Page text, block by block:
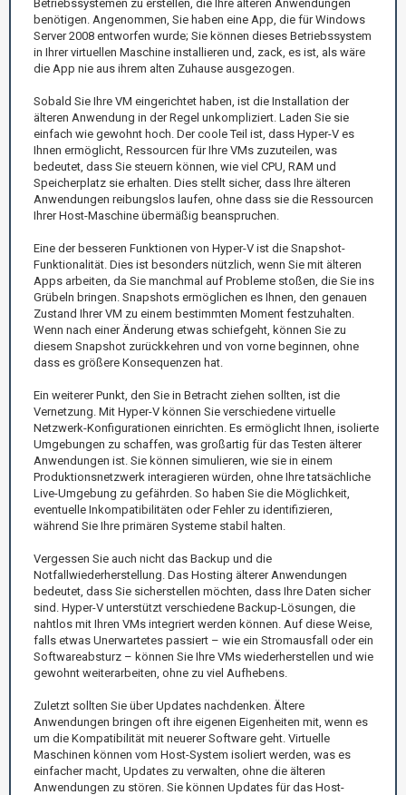
Betriebssystemen zu erstellen, die Ihre älteren Anwendungen
benötigen. Angenommen, Sie haben eine App, die für Windows
Server 2008 entworfen wurde; Sie können dieses Betriebssystem
in Ihrer virtuellen Maschine installieren und, zack, es ist, als wäre
die App nie aus ihrem alten Zuhause ausgezogen.
Sobald Sie Ihre VM eingerichtet haben, ist die Installation der
älteren Anwendung in der Regel unkompliziert. Laden Sie sie
einfach wie gewohnt hoch. Der coole Teil ist, dass Hyper-V es
Ihnen ermöglicht, Ressourcen für Ihre VMs zuzuteilen, was
bedeutet, dass Sie steuern können, wie viel CPU, RAM und
Speicherplatz sie erhalten. Dies stellt sicher, dass Ihre älteren
Anwendungen reibungslos laufen, ohne dass sie die Ressourcen
Ihrer Host-Maschine übermäßig beanspruchen.
Eine der besseren Funktionen von Hyper-V ist die Snapshot-
Funktionalität. Dies ist besonders nützlich, wenn Sie mit älteren
Apps arbeiten, da Sie manchmal auf Probleme stoßen, die Sie ins
Grübeln bringen. Snapshots ermöglichen es Ihnen, den genauen
Zustand Ihrer VM zu einem bestimmten Moment festzuhalten.
Wenn nach einer Änderung etwas schiefgeht, können Sie zu
diesem Snapshot zurückkehren und von vorne beginnen, ohne
dass es größere Konsequenzen hat.
Ein weiterer Punkt, den Sie in Betracht ziehen sollten, ist die
Vernetzung. Mit Hyper-V können Sie verschiedene virtuelle
Netzwerk-Konfigurationen einrichten. Es ermöglicht Ihnen, isolierte
Umgebungen zu schaffen, was großartig für das Testen älterer
Anwendungen ist. Sie können simulieren, wie sie in einem
Produktionsnetzwerk interagieren würden, ohne Ihre tatsächliche
Live-Umgebung zu gefährden. So haben Sie die Möglichkeit,
eventuelle Inkompatibilitäten oder Fehler zu identifizieren,
während Sie Ihre primären Systeme stabil halten.
Vergessen Sie auch nicht das Backup und die
Notfallwiederherstellung. Das Hosting älterer Anwendungen
bedeutet, dass Sie sicherstellen möchten, dass Ihre Daten sicher
sind. Hyper-V unterstützt verschiedene Backup-Lösungen, die
nahtlos mit Ihren VMs integriert werden können. Auf diese Weise,
falls etwas Unerwartetes passiert – wie ein Stromausfall oder ein
Softwareabsturz – können Sie Ihre VMs wiederherstellen und wie
gewohnt weiterarbeiten, ohne zu viel Aufhebens.
Zuletzt sollten Sie über Updates nachdenken. Ältere
Anwendungen bringen oft ihre eigenen Eigenheiten mit, wenn es
um die Kompatibilität mit neuerer Software geht. Virtuelle
Maschinen können vom Host-System isoliert werden, was es
einfacher macht, Updates zu verwalten, ohne die älteren
Anwendungen zu stören. Sie können Updates für das Host-